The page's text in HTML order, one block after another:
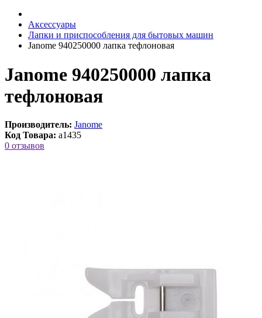
Аксессуары
Лапки и приспособления для бытовых машин
Janome 940250000 лапка тефлоновая
Janome 940250000 лапка
тефлоновая
Производитель: Janome
Код Товара: a1435
0 отзывов